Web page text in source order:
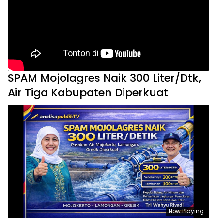
SPAM Mojolagres Naik 300 Liter/Dtk,
Air Tiga Kabupaten Diperkuat
Now Playing